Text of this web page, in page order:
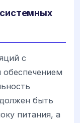
с
быть
питания, а